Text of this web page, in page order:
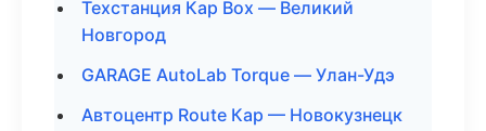
Техстанция Кар Box — Великий
Новгород
GARAGE AutoLab Torque — Улан-Удэ
Автоцентр Route Кар — Новокузнецк